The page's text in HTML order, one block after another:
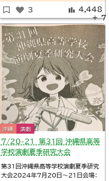
各ブロックから選ばれた12名の生徒講
評委員による公開講評会にも注目で
す。熱のこもった演技と、それを支える
スタッフワーク。ふたつが掛け合わさっ
て生まれる珠玉の舞台をぜひお楽しみ
ください。
3 4,448
沖縄 演劇
7/20-21 第31回 沖縄県高等
学校演劇夏季研究大会
第31回沖縄県高等学校演劇夏季研究
大会2024年7月20日～21日会場：
＋ 7